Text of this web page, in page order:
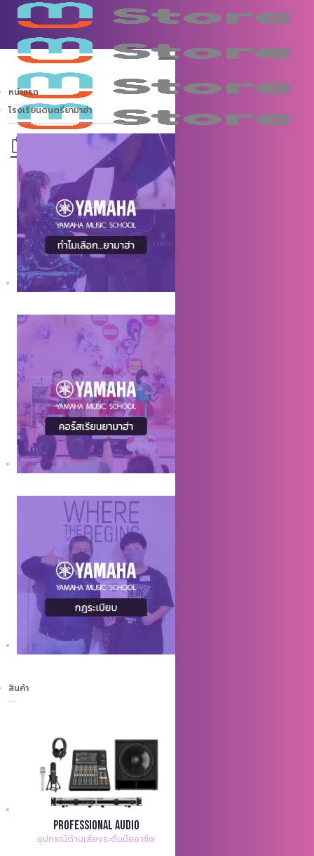
หน้าแรก
โรงเรียนดนตรียามาฮ่า
สินค้า
Professional Audio
อุปกรณ์ด้านเสียงระดับมืออาชีพ